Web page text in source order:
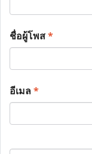
ชื่อผู้โพส*
อีเมล*